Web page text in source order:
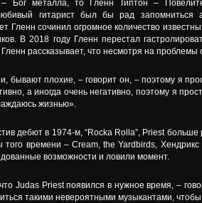
Бог металла, то Гленн Типтон –
гитарист был бы рад запомниться
Гленн сочинил огромное количество
В 2018 году Гленн перестал
рассказывает, что несмотря на проблемы
бывают плохие, – говорит он, – поэтому я
а иногда очень негативно, поэтому я
жизнью».
дебют в 1974-м, “Rocka Rolla”, Priest больше
того времени – Cream, the Yardbirds,
возможности и ловили момент.
Judas Priest появился в нужное время, –
такими невероятными музыкантами,